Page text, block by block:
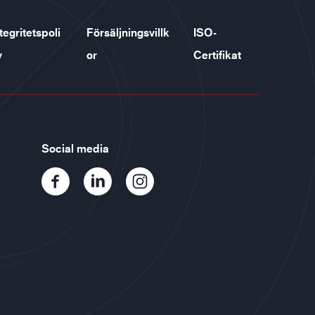
Försäljningsvillk
or
ISO-
Certifikat
Social media